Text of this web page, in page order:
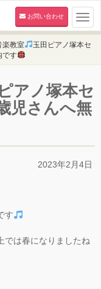
お問い合わせ
楽教室
玉田ピアノ塚本セ
です
アノ塚本セ
児さんへ無
2023年2月4日
す
では春になりましたね